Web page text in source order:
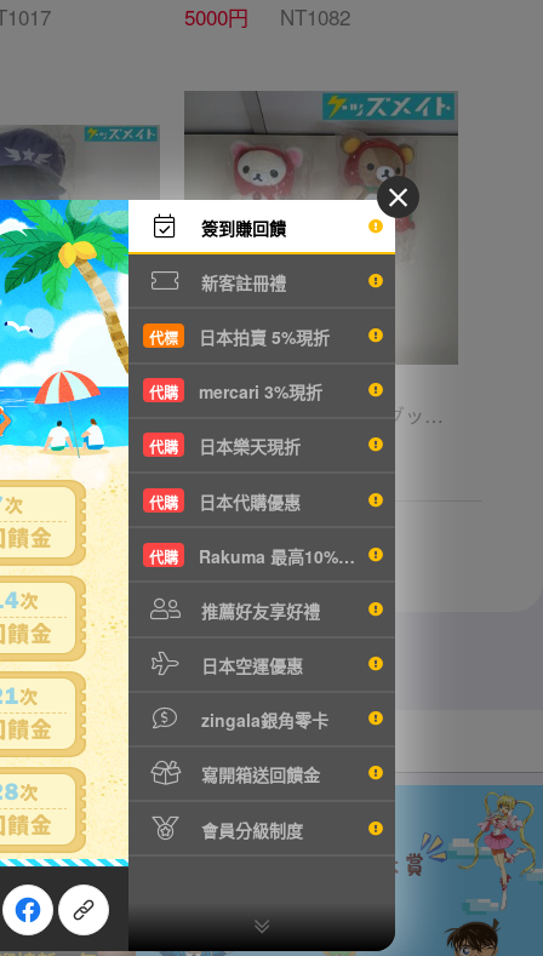
簽到賺回饋
新客註冊禮
代標 日本拍賣 5%現折
代購 mercari 3%現折
代購 日本樂天現折
代購 日本代購優惠
代購 Rakuma 最高10%現折
推薦好友享好禮
日本空運優惠
zingala銀角零卡
寫開箱送回饋金
會員分級制度
5000円 NT1082
08【現状】リラックマ グッズ あつめてぬいぐるみ まとめ売り いちご 赤ずきん /リラックマ
4200円 NT908
機車用品